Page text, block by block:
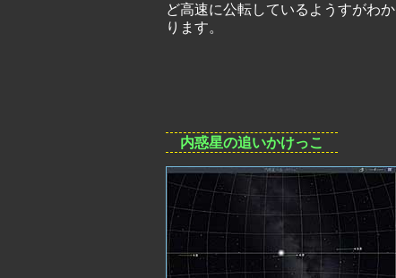
ど高速に公転しているようすがわか
ります。
内惑星の追いかけっこ